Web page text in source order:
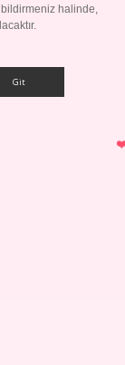
halinde,